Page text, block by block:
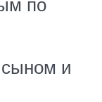
сыном и